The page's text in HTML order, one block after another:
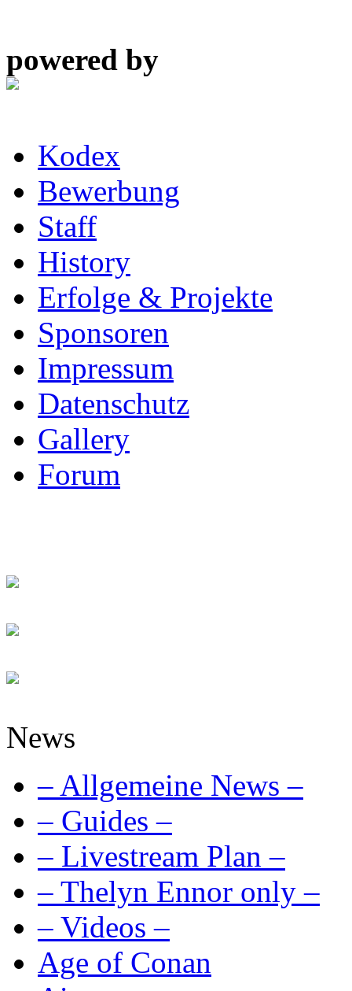
powered by
Kodex
Bewerbung
Staff
History
Erfolge & Projekte
Sponsoren
Impressum
Datenschutz
Gallery
Forum
News
– Allgemeine News –
– Guides –
– Livestream Plan –
– Thelyn Ennor only –
– Videos –
Age of Conan